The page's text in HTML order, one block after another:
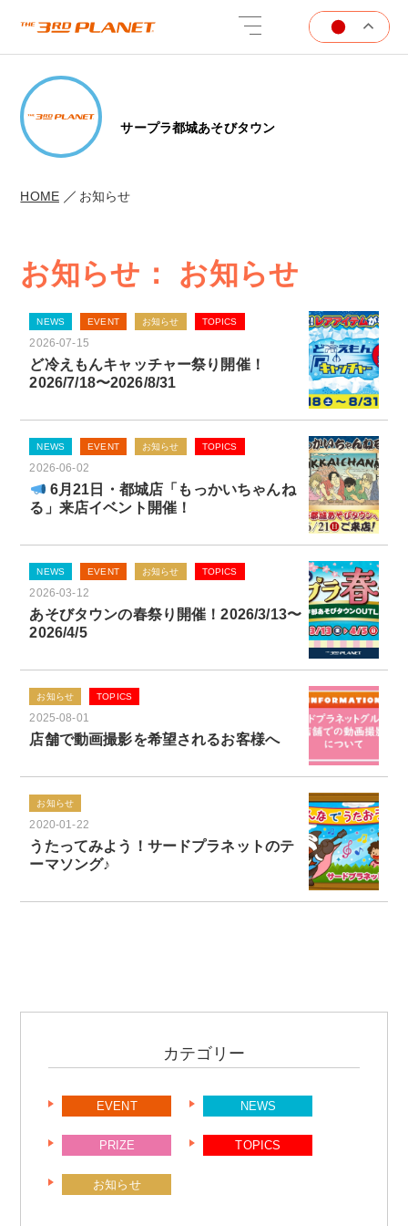
サープラ都城あそびタウン
HOME お知らせ
お知らせ： お知らせ
NEWS EVENT お知らせ TOPICS
2026-07-15
ど冷えもんキャッチャー祭り開催！
2026/7/18〜2026/8/31
NEWS EVENT お知らせ TOPICS
2026-06-02
6月21日・都城店「もっかいちゃんね
る」来店イベント開催！
NEWS EVENT お知らせ TOPICS
2026-03-12
あそびタウンの春祭り開催！2026/3/13〜
2026/4/5
お知らせ TOPICS
2025-08-01
店舗で動画撮影を希望されるお客様へ
お知らせ
2020-01-22
うたってみよう！サードプラネットのテ
ーマソング♪
カテゴリー
EVENT NEWS
PRIZE TOPICS
お知らせ